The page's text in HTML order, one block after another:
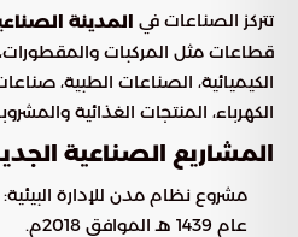
تتركز الصناعات في المدينة
قطاعات مثل المركبات والمقطورات،
الكيميائية، الصناعات الطبية،
الكهرباء، المنتجات الغذائية
المشاريع الصناعية
مشروع نظام مدن للإدارة
عام 1439 هـ الموافق 2018م.